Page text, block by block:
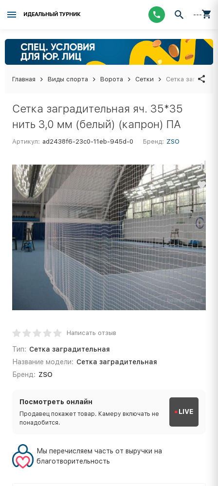
ИДЕАЛЬНЫЙ ТУРНИК ---
Главная Виды спорта Ворота Сетки Сетка
Сетка заградительная яч. 35*35
нить 3,0 мм (белый) (капрон) ПА
Артикул: ad2438f6-23c0-11eb-945d-0 Бренд: ZSO
Написать отзыв
Тип: Сетка заградительная
Название модели: Сетка заградительная
Бренд: ZSO
Посмотреть онлайн
Продавец покажет товар. Камеру включать не
понадобится.
LIVE
Мы перечисляем часть от выручки на
благотворительность